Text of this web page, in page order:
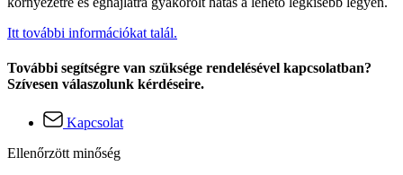
Itt további információkat talál.
További segítségre van szüksége rendelésével kapcsolatban?
Szívesen válaszolunk kérdéseire.
Kapcsolat
Ellenőrzött minőség